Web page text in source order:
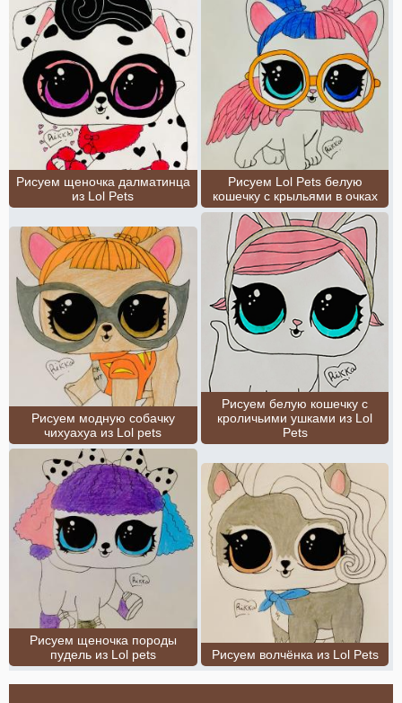
Рисуем щеночка далматинца
из Lol Pets
Рисуем Lol Pets белую
кошечку с крыльями в очках
Рисуем модную собачку
чихуахуа из Lol pets
Рисуем белую кошечку с
кроличьими ушками из Lol
Pets
Рисуем щеночка породы
пудель из Lol pets
Рисуем волчёнка из Lol Pets